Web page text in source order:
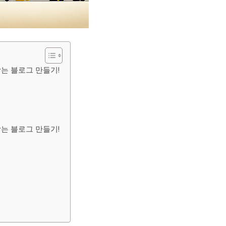
블로그 만들기!
블로그 만들기!